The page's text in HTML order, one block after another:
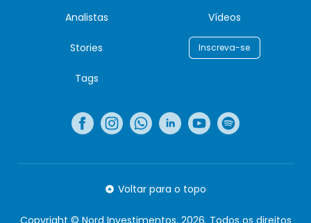
Analistas Vídeos
Stories Inscreva-se
Tags
Voltar para o topo
Copyright © Nord Investimentos, 2026. Todos os direitos